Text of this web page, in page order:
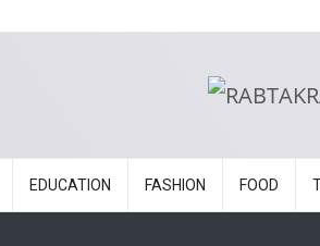
EDUCATION FASHION FOOD